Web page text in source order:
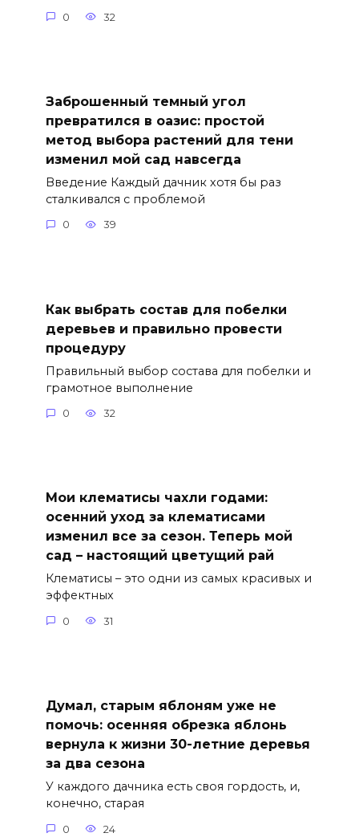
0 32
Заброшенный темный угол
превратился в оазис: простой
метод выбора растений для тени
изменил мой сад навсегда
Введение Каждый дачник хотя бы раз
сталкивался с проблемой
0 39
Как выбрать состав для побелки
деревьев и правильно провести
процедуру
Правильный выбор состава для побелки и
грамотное выполнение
0 32
Мои клематисы чахли годами:
осенний уход за клематисами
изменил все за сезон. Теперь мой
сад – настоящий цветущий рай
Клематисы – это одни из самых красивых и
эффектных
0 31
Думал, старым яблоням уже не
помочь: осенняя обрезка яблонь
вернула к жизни 30-летние деревья
за два сезона
У каждого дачника есть своя гордость, и,
конечно, старая
0 24